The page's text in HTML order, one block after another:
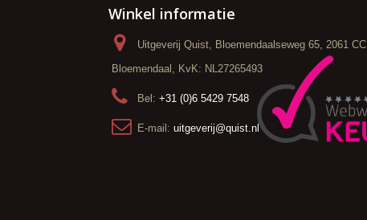
Winkel informatie
Uitgeverij Quist, Bloemendaalseweg 65, 2061 CC
Bloemendaal, KvK: NL27265493
Bel: +31 (0)6 5429 7548
E-mail: uitgeverij@quist.nl